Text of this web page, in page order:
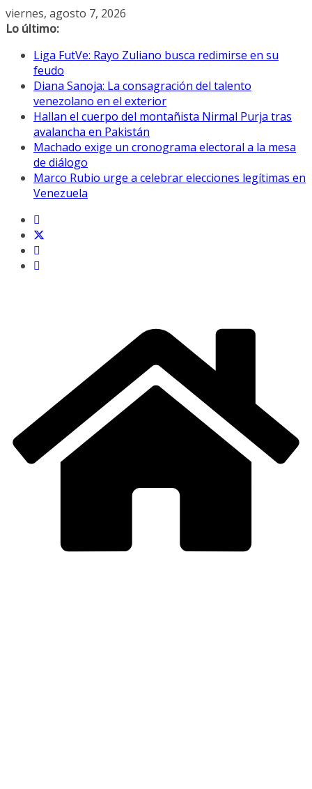
Saltar
al
viernes, agosto 7, 2026
Lo último:
Liga FutVe: Rayo Zuliano busca redimirse en su
feudo
Diana Sanoja: La consagración del talento
venezolano en el exterior
Hallan el cuerpo del montañista Nirmal Purja tras
avalancha en Pakistán
Machado exige un cronograma electoral a la mesa
de diálogo
Marco Rubio urge a celebrar elecciones legítimas en
Venezuela